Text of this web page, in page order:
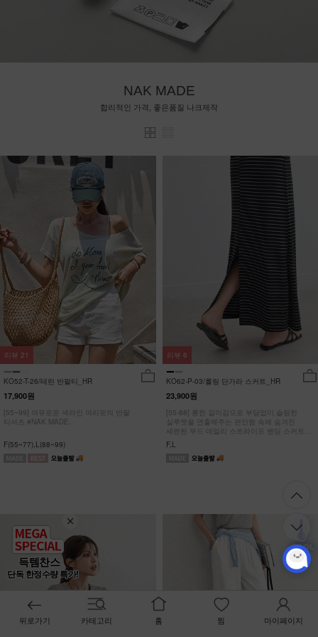
득템찬스
단독 한정수량 특가!
NAK MADE
합리적인 가격, 좋은품질 나크제작
KO52-T-26/테린 반팔티_HR
17,900원
[55~99] 여유로운 넥라인 여리핏의 반팔
티셔츠 #NAK MADE.
F(55~77),L(88~99)
리뷰 21
KO62-P-03/롤링 단가라 스커트_HR
23,900원
[55-88] 롱한 길이감으로 부담없이,슬림한
실루엣을 연출해주는 편안함 속에 숨겨진
세련된 무드 데일리 스트라이프 밴딩 스커트
#NAK MADE.
F,L
리뷰 6
뒤로가기 카테고리 홈 찜 마이페이지